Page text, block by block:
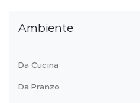
Ambiente
Da Cucina
Da Pranzo